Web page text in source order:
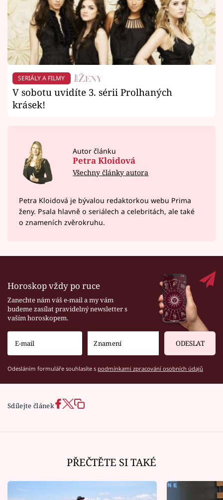
SERIÁLY A FILMY
V sobotu uvidíte 3. sérii Prolhaných
krásek!
Autor článku
Petra Kloidová
Všechny články autora
Petra Kloidová je bývalou redaktorkou webu Prima
ženy. Psala hlavně o seriálech a celebritách, ale také
o znameních zvěrokruhu.
Horoskop vždy po ruce
Zanechte nám váš e-mail a my vám
budeme zasílat pravidelný newsletter s
vaším horoskopem.
ODESLAT
Odesláním formuláře souhlasíte s podmínkami zpracování osobních údajů
Sdílejte článek
PŘEČTĚTE SI TAKÉ